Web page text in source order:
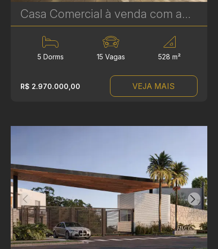
Casa Comercial à venda com amplo terreno de 528 m² no Seminário, Curitiba | Ref. 1814
5 Dorms 15 Vagas 528 m²
R$ 2.970.000,00 VEJA MAIS